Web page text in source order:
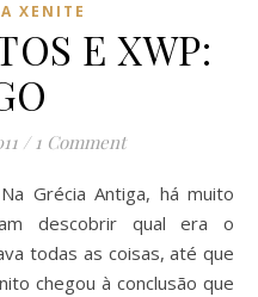
XENITE
E XWP:
/ 1 Comment
descobrir qual era o
todas as coisas, até que
chegou à conclusão que